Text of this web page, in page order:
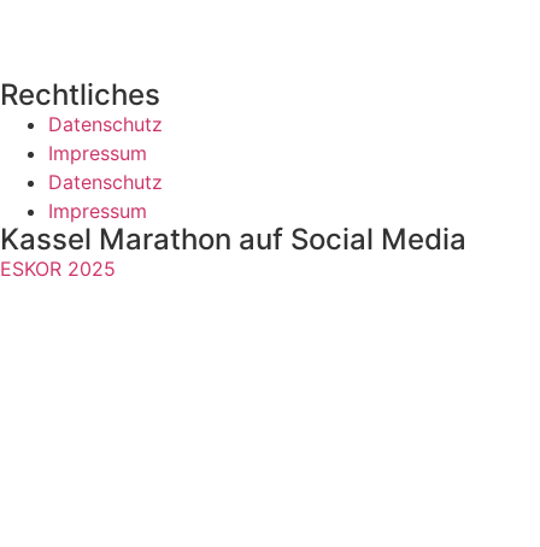
Rechtliches
Datenschutz
Impressum
Datenschutz
Impressum
Kassel Marathon auf Social Media
ESKOR 2025